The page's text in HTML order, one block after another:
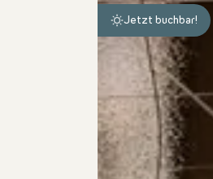
Jetzt buchbar!